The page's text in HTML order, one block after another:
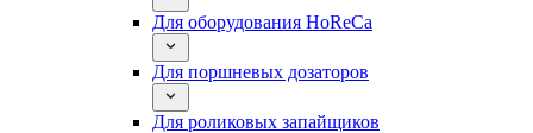
Для оборудования HoReCa
Для поршневых дозаторов
Для роликовых запайщиков